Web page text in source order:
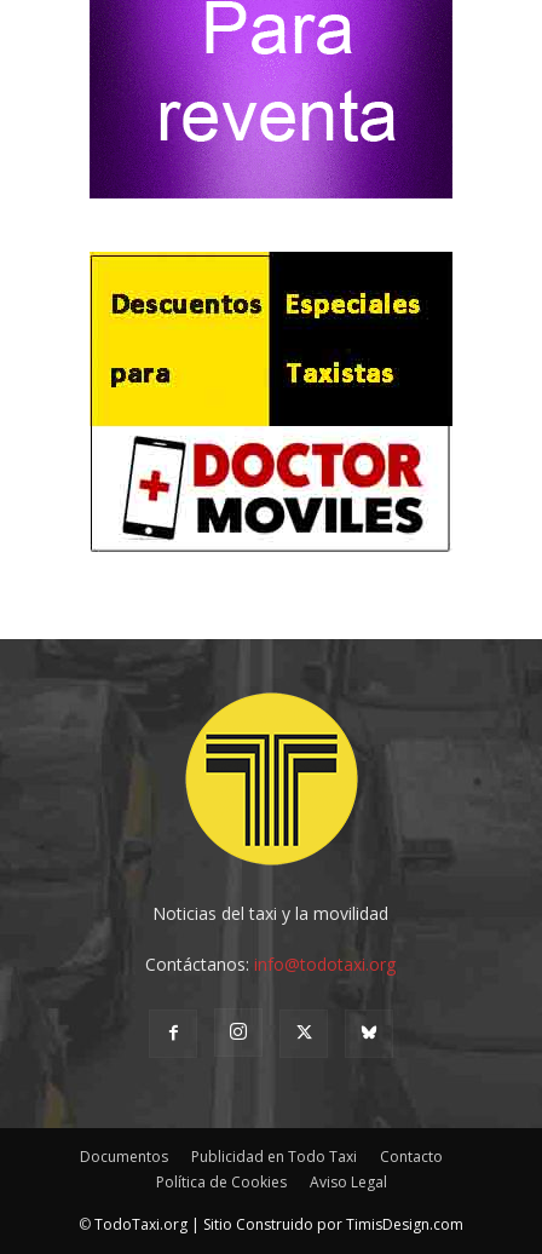
Noticias del taxi y la movilidad
Contáctanos:info@todotaxi.org
Documentos Publicidad en Todo Taxi
Contacto
Política de Cookies
Aviso Legal
©TodoTaxi.org | Sitio Construido porTimisDesign.com